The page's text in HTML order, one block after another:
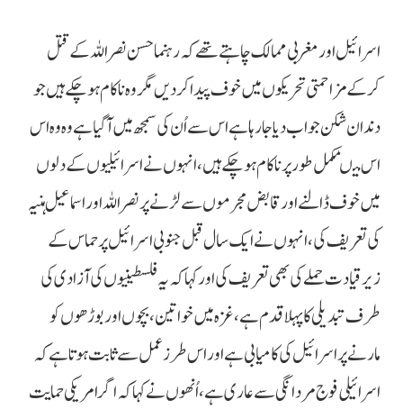
اسرائیل اور مغربی ممالک چاہتے تھے کہ رہنما حسن نصراللہ کے قتل
کرکے مزاحمتی تحریکوں میں خوف پیدا کردیں مگر وہ ناکام ہوچکے ہیں جو
دندان شکن جواب دیا جارہا ہے اس سے اُن کی سمجھ میں آگیا ہے وہ وہ اس
اس میںمکمل طور پر ناکام ہوچکے ہیں، انہوں نے اسرائیلیوں کے دلوں
میں خوف ڈالنے اور قابض مجرموں سے لڑنے پر نصر اللہ اور اسماعیل ہنیہ
کی تعریف کی، انہوں نے ایک سال قبل جنوبی اسرائیل پر حماس کے
زیرقیادت حملے کی بھی تعریف کی اور کہا کہ یہ فلسطینیوں کی آزادی کی
طرف تبدیلی کا پہلا قدم ہے، غزہ میں خواتین، بچوں اور بوڑھوں کو
مارنے پر اسرائیل کی کامیابی ہے اور اس طرز عمل سے ثابت ہوتا ہے کہ
اسرائیلی فوج مردانگی سے عاری ہے، اُنھوں نے کہا کہ اگر امریکی حمایت